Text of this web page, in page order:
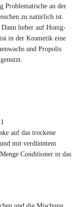
Problematische an der
zu natürlich ist.
Dann lieber auf Honig-
in der Kosmetik eine
und Propolis
auf das trockene
mit verdünntem
Conditioner in das
und die Mischung